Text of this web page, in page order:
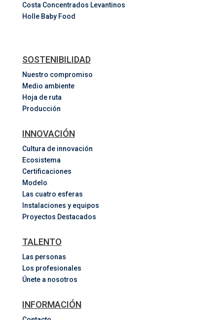
Costa Concentrados Levantinos
Holle Baby Food
SOSTENIBILIDAD
Nuestro compromiso
Medio ambiente
Hoja de ruta
Producción
INNOVACIÓN
Cultura de innovación
Ecosistema
Certificaciones
Modelo
Las cuatro esferas
Instalaciones y equipos
Proyectos Destacados
TALENTO
Las personas
Los profesionales
Únete a nosotros
INFORMACIÓN